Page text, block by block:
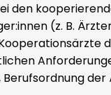
den
(z. B.
Berufsordnung